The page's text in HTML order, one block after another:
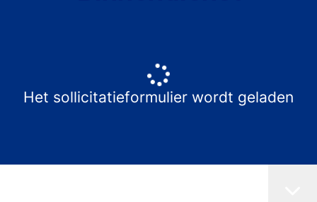
Het sollicitatieformulier wordt geladen